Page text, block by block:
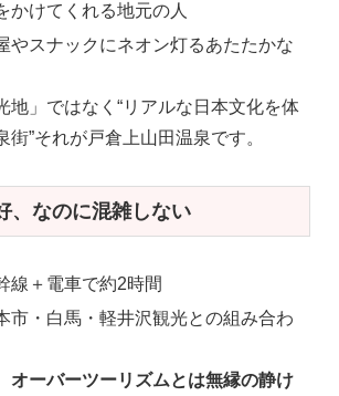
かけてくれる地元の人
やスナックにネオン灯るあたたかな
地」ではなく“リアルな日本文化を体
街”それが戸倉上山田温泉です。
、なのに混雑しない
線＋電車で約2時間
市・白馬・軽井沢観光との組み合わ
オーバーツーリズムとは無縁の静け